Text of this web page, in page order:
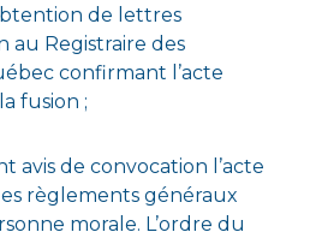
de lettres
au Registraire des
confirmant l’acte
fusion ;
avis de convocation l’acte
règlements généraux
morale. L’ordre du